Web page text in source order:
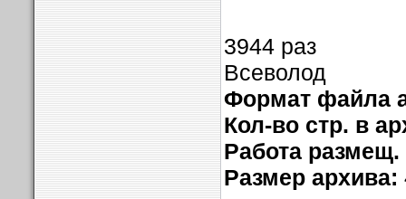
3944 раз
Всеволод
Формат файла
Кол-во стр. в
Работа
Размер архива: